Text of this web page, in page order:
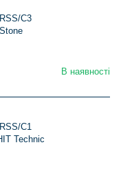
C3
В наявності
C1
Technic